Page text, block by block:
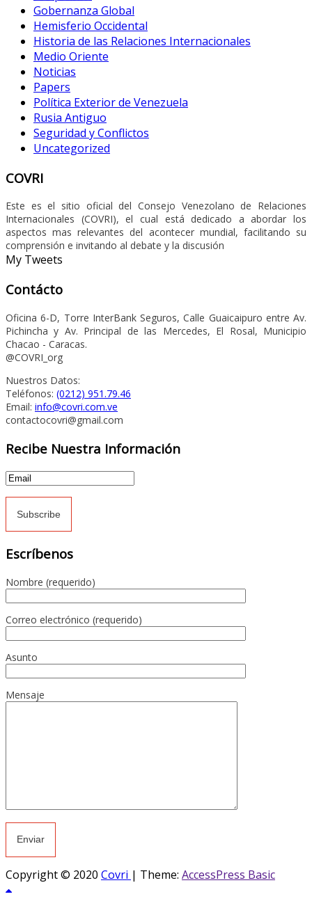
Gobernanza Global
Hemisferio Occidental
Historia de las Relaciones Internacionales
Medio Oriente
Noticias
Papers
Política Exterior de Venezuela
Rusia Antiguo
Seguridad y Conflictos
Uncategorized
COVRI
Este es el sitio oficial del Consejo Venezolano de Relaciones
Internacionales (COVRI), el cual está dedicado a abordar los
aspectos mas relevantes del acontecer mundial, facilitando su
comprensión e invitando al debate y la discusión
My Tweets
Contácto
Oficina 6-D, Torre InterBank Seguros, Calle Guaicaipuro entre Av.
Pichincha y Av. Principal de las Mercedes, El Rosal, Municipio
Chacao - Caracas.
@COVRI_org
Nuestros Datos:
Teléfonos: (0212) 951.79.46
Email: info@covri.com.ve
contactocovri@gmail.com
Recibe Nuestra Información
Escríbenos
Nombre (requerido)
Correo electrónico (requerido)
Asunto
Mensaje
Copyright © 2020 Covri | Theme: AccessPress Basic